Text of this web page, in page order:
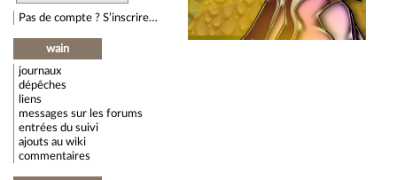
Pas de compte ? S’inscrire…
wain
journaux
dépêches
liens
messages sur les forums
entrées du suivi
ajouts au wiki
commentaires